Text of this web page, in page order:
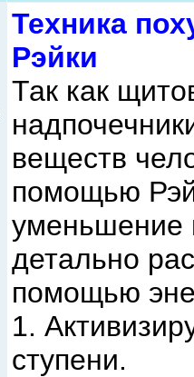
Техника
Рэйки
Так как
веществ
помощью
уменьшение
детально
помощью
1.
ступени.